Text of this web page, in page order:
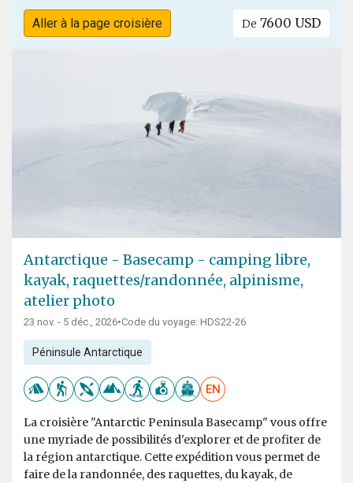
Aller à la page croisière De 7600 USD
Antarctique - Basecamp - camping libre,
kayak, raquettes/randonnée, alpinisme,
atelier photo
23 nov. - 5 déc., 2026•Code du voyage: HDS22-26
Péninsule Antarctique
EN
La croisière "Antarctic Peninsula Basecamp" vous offre
une myriade de possibilités d'explorer et de profiter de
la région antarctique. Cette expédition vous permet de
faire de la randonnée, des raquettes, du kayak, de